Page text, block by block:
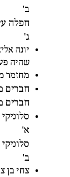
ב'
חפלה
ג'
יונה
שהיה
מחזמר
חברים
חברים
א'
ב'
צחי בן